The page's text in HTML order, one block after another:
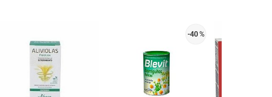
-40 %